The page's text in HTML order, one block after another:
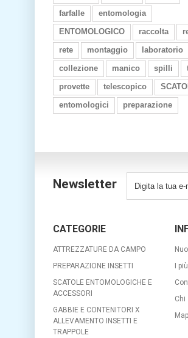
farfalle
entomologia
ENTOMOLOGICO
raccolta
rete
montaggio
laboratorio
collezione
manico spilli
provette
telescopico
entomologici
preparazione
Newsletter
CATEGORIE
ATTREZZATURE DA CAMPO
PREPARAZIONE INSETTI
SCATOLE ENTOMOLOGICHE E
ACCESSORI
GABBIE E CONTENITORI X
ALLEVAMENTO INSETTI E
TRAPPOLE
I
Chi